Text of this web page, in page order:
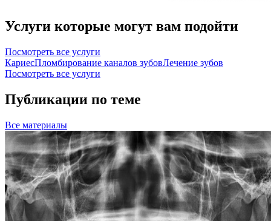
Услуги которые могут вам подойти
Посмотреть все услуги
КариесПломбирование каналов зубовЛечение зубов
Посмотреть все услуги
Публикации по теме
Все материалы